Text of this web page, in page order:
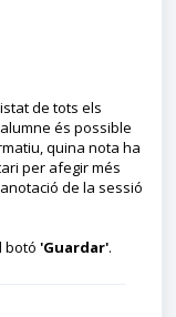
de tots els
és possible
quina nota ha
per afegir més
de la sessió
botó 'Guardar'.